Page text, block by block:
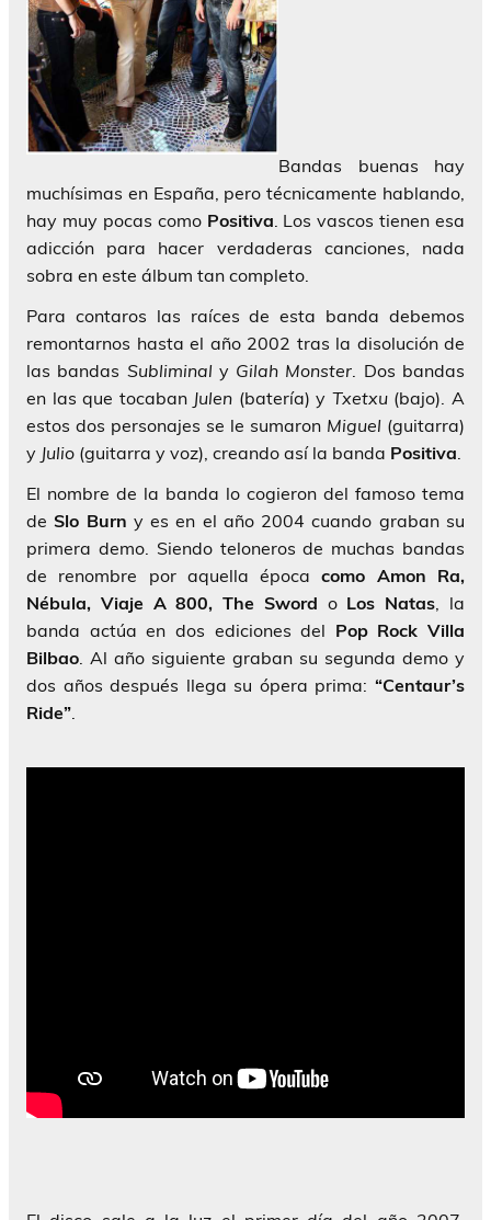
Bandas buenas hay
muchísimas en España, pero técnicamente hablando,
hay muy pocas como Positiva. Los vascos tienen esa
adicción para hacer verdaderas canciones, nada
sobra en este álbum tan completo.
Para contaros las raíces de esta banda debemos
remontarnos hasta el año 2002 tras la disolución de
las bandas Subliminaly Gilah Monster. Dos bandas
en las que tocaban Julen (batería) y Txetxu(bajo). A
estos dos personajes se le sumaron Miguel (guitarra)
y Julio (guitarra y voz), creando así la banda Positiva.
El nombre de la banda lo cogieron del famoso tema
deSlo Burn y es en el año 2004 cuando graban su
primera demo. Siendo teloneros de muchas bandas
de renombre por aquella épocacomo Amon Ra,
Nébula, Viaje A 800, The Sword o Los Natas, la
banda actúa en dos ediciones del Pop Rock Villa
Bilbao. Al año siguiente graban su segunda demo y
dos años después llega su ópera prima: “Centaur’s
Ride”.